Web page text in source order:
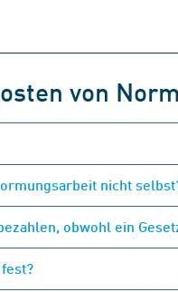
von
nicht
obwohl ein